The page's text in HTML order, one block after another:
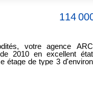
114
votre agence
2010 en excellent
étage de type 3